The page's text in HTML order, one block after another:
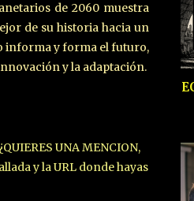
de 2060 muestra
de su historia hacia un
informa y forma el futuro,
y la adaptación.
UNA MENCION,
y la URL donde hayas